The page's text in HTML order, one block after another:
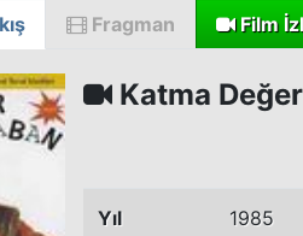
Fragman Film
Katma
Yıl 1985